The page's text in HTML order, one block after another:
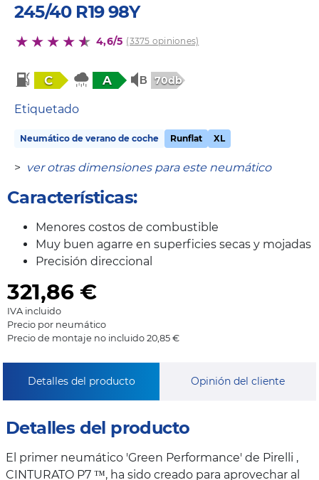
245/40 R19 98Y
4,6/5 (3375 opiniones)
C A 70db
Etiquetado
Neumático de verano de coche Runflat XL
> ver otras dimensiones para este neumático
Características:
Menores costos de combustible
Muy buen agarre en superficies secas y mojadas
Precisión direccional
321,86 €
IVA incluido
Precio por neumático
Precio de montaje no incluido 20,85 €
Detalles del producto Opinión del cliente
Detalles del producto
El primer neumático 'Green Performance' de Pirelli ,
CINTURATO P7 ™, ha sido creado para aprovechar al